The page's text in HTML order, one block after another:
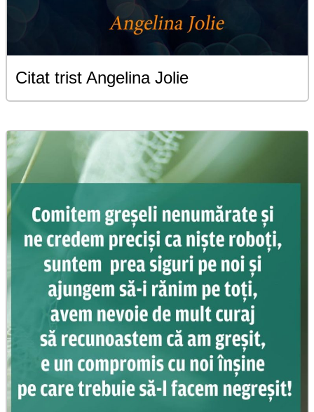
Citat trist Angelina Jolie